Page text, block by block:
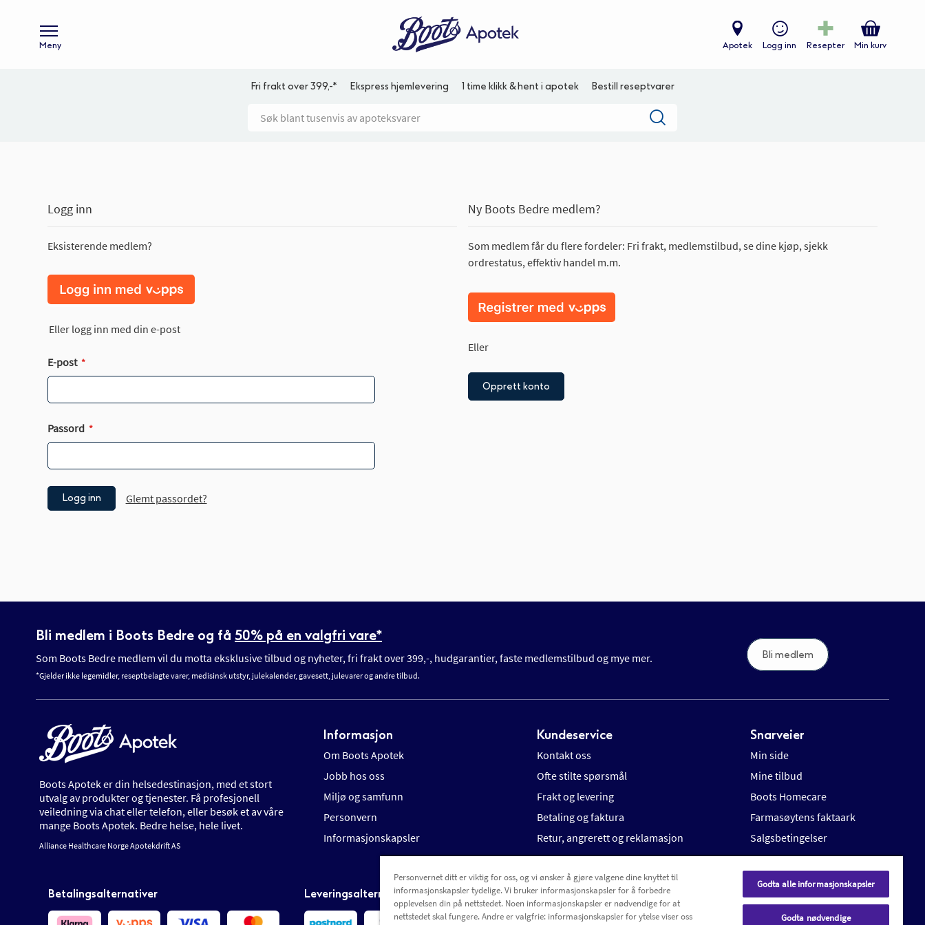
Meny Apotek Logg inn Resepter Min kurv
Fri frakt over 399,-* Ekspress hjemlevering 1 time klikk & hent i apotek Bestill reseptvarer
Logg inn
Eksisterende medlem?
Eller logg inn med din e-post
E-post
Passord
Logg inn Glemt passordet?
Ny Boots Bedre medlem?
Som medlem får du flere fordeler: Fri frakt, medlemstilbud, se dine kjøp, sjekk
ordrestatus, effektiv handel m.m.
Eller
Opprett konto
Bli medlem i Boots Bedre og få 50% på en valgfri vare*
Som Boots Bedre medlem vil du motta eksklusive tilbud og nyheter, fri frakt over 399,-, hudgarantier, faste medlemstilbud og mye mer.
*Gjelder ikke legemidler, reseptbelagte varer, medisinsk utstyr, julekalender, gavesett, julevarer og andre tilbud.
Bli medlem
Boots Apotek er din helsedestinasjon, med et stort
utvalg av produkter og tjenester. Få profesjonell
veiledning via chat eller telefon, eller besøk et av våre
mange Boots Apotek. Bedre helse, hele livet.
Alliance Healthcare Norge Apotekdrift AS
Informasjon
Om Boots Apotek
Jobb hos oss
Miljø og samfunn
Personvern
Informasjonskapsler
Kundeservice
Kontakt oss
Ofte stilte spørsmål
Frakt og levering
Betaling og faktura
Retur, angrerett og reklamasjon
Snarveier
Min side
Mine tilbud
Boots Homecare
Farmasøytens faktaark
Salgsbetingelser
Betalingsalternativer Leveringsalternativer
Personvernet ditt er viktig for oss, og vi ønsker å gjøre valgene dine knyttet til
informasjonskapsler tydelige. Vi bruker informasjonskapsler for å forbedre
opplevelsen din på nettstedet. Noen informasjonskapsler er nødvendige for at
nettstedet skal fungere. Andre er valgfrie: informasjonskapsler for ytelse viser oss
Godta alle informasjonskapsler
Godta nødvendige